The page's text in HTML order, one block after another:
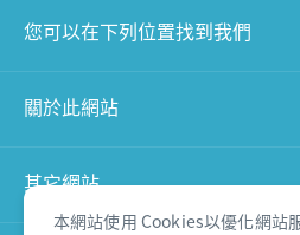
本網站使用 Cookies以優化網站
您可以在下列位置找到我們
關於此網站
其它網站